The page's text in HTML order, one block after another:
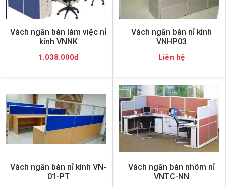
Vách ngăn bàn làm việc nỉ
kính VNNK
1.038.000đ
Vách ngăn bàn nỉ kính
VNHP03
Liên hệ
Vách ngăn bàn nỉ kính VN-
01-PT
Vách ngăn bàn nhôm nỉ
VNTC-NN